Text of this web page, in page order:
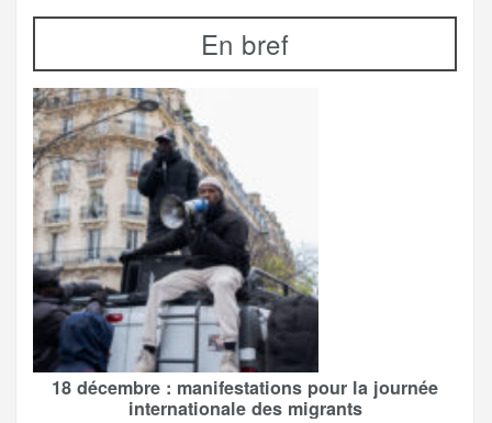
En bref
18 décembre : manifestations pour la journée
internationale des migrants